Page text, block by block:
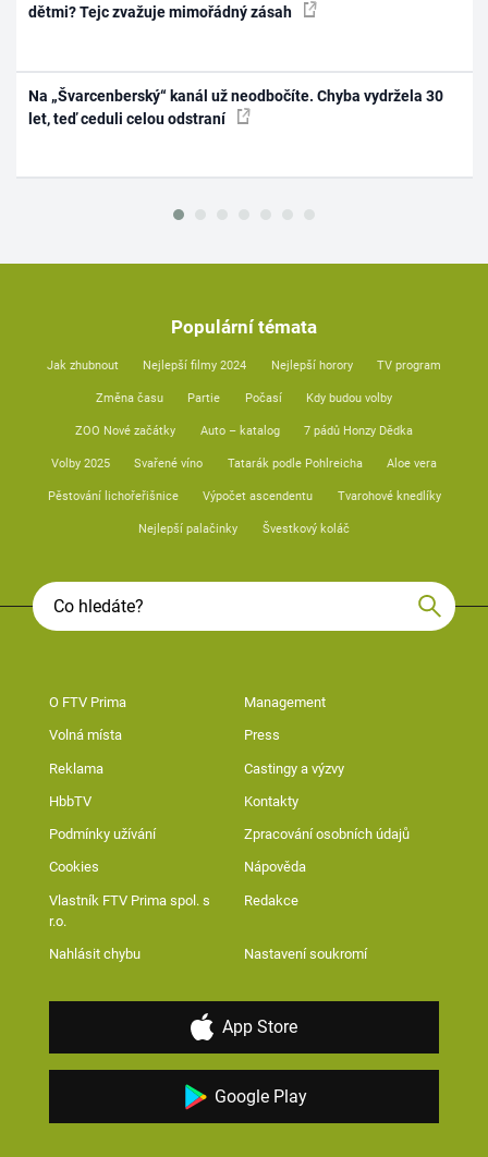
dětmi? Tejc zvažuje mimořádný zásah
Na „Švarcenberský“ kanál už neodbočíte. Chyba vydržela 30
let, teď ceduli celou odstraní
Populární témata
Jak zhubnout Nejlepší filmy 2024 Nejlepší horory TV program
Změna času Partie Počasí Kdy budou volby
ZOO Nové začátky Auto – katalog 7 pádů Honzy Dědka
Volby 2025 Svařené víno Tatarák podle Pohlreicha Aloe vera
Pěstování lichořeřišnice Výpočet ascendentu Tvarohové knedlíky
Nejlepší palačinky Švestkový koláč
O FTV Prima Management
Volná místa Press
Reklama Castingy a výzvy
HbbTV Kontakty
Podmínky užívání Zpracování osobních údajů
Cookies Nápověda
Vlastník FTV Prima spol. s
r.o.
Redakce
Nahlásit chybu Nastavení soukromí
App Store
Google Play